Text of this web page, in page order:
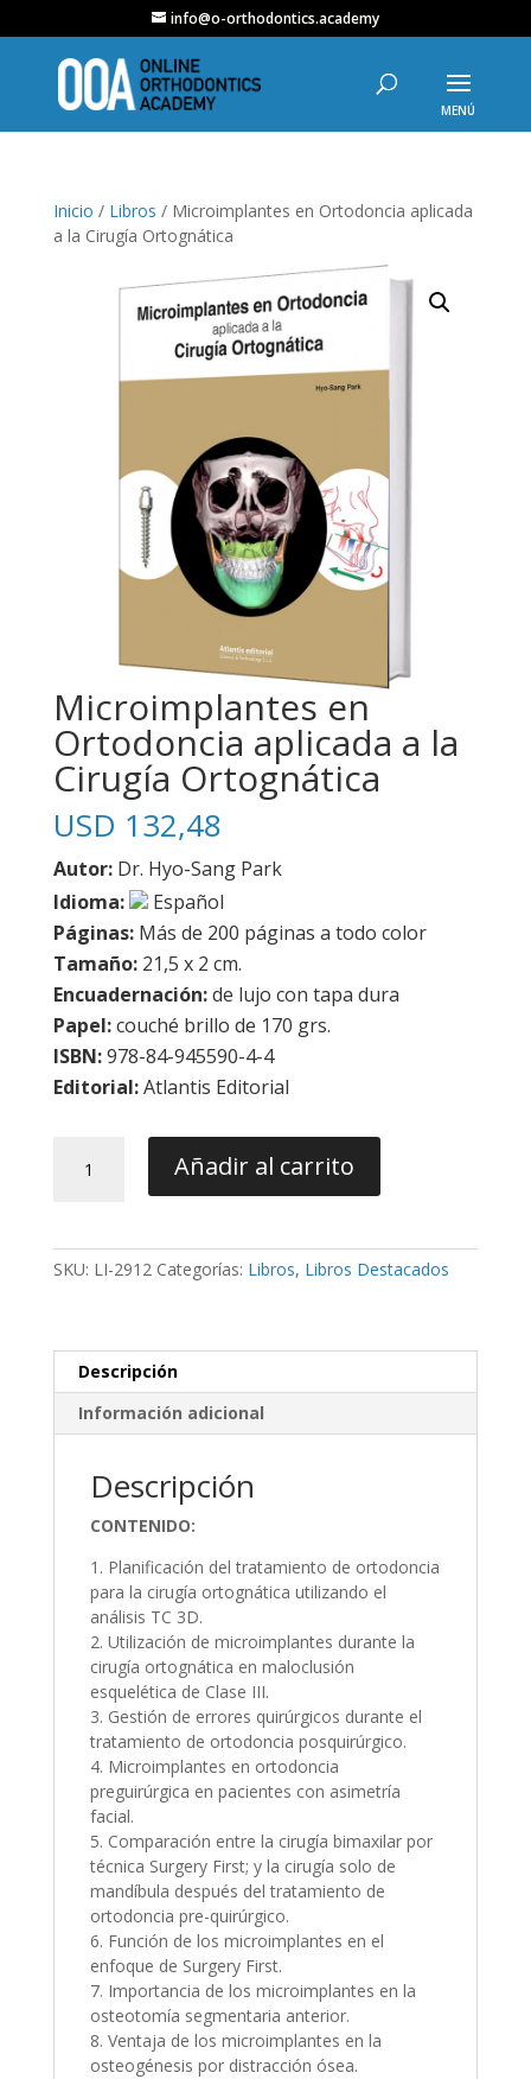
info@o-orthodontics.academy
Inicio / Libros / Microimplantes en Ortodoncia aplicada
a la Cirugía Ortognática
Microimplantes en
Ortodoncia aplicada a la
Cirugía Ortognática
USD 132,48
Autor:Dr. Hyo-Sang Park
Idioma:
Español
Páginas:Más de 200 páginas a todo color
Tamaño:21,5 x 2 cm.
Encuadernación:de lujo con tapa dura
Papel:couché brillo de 170 grs.
ISBN:978-84-945590-4-4
Editorial:Atlantis Editorial
a
la
cantidad
Añadir al carrito
SKU: LI-2912 Categorías: Libros, Libros Destacados
Descripción
Información adicional
Descripción
CONTENIDO:
1. Planificación del tratamiento de ortodoncia
para la cirugía ortognática utilizando el
análisis TC 3D.
2. Utilización de microimplantes durante la
cirugía ortognática en maloclusión
esquelética de Clase III.
3. Gestión de errores quirúrgicos durante el
tratamiento de ortodoncia posquirúrgico.
4. Microimplantes en ortodoncia
preguirúrgica en pacientes con asimetría
facial.
5. Comparación entre la cirugía bimaxilar por
técnica Surgery First; y la cirugía solo de
mandíbula después del tratamiento de
ortodoncia pre-quirúrgico.
6. Función de los microimplantes en el
enfoque de Surgery First.
7. Importancia de los microimplantes en la
osteotomía segmentaria anterior.
8. Ventaja de los microimplantes en la
osteogénesis por distracción ósea.